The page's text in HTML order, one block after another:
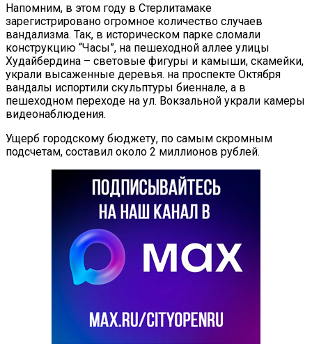
Напомним, в этом году в Стерлитамаке
зарегистрировано огромное количество случаев
вандализма. Так, в историческом парке сломали
конструкцию “Часы”, на пешеходной аллее улицы
Худайбердина – световые фигуры и камыши, скамейки,
украли высаженные деревья. на проспекте Октября
вандалы испортили скульптуры биеннале, а в
пешеходном переходе на ул. Вокзальной украли камеры
видеонаблюдения.
Ущерб городскому бюджету, по самым скромным
подсчетам, составил около 2 миллионов рублей.